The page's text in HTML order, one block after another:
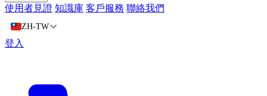
使用者見證 知識庫 客戶服務 聯絡我們
ZH-TW
登入